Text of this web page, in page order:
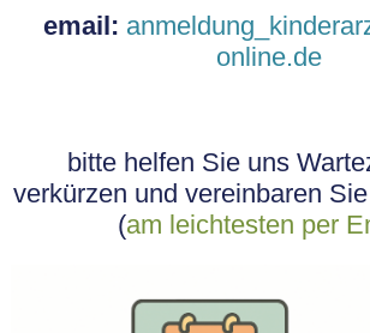
email:
online.de
bitte helfen Sie uns
verkürzen und vereinbaren
(am leichtesten per